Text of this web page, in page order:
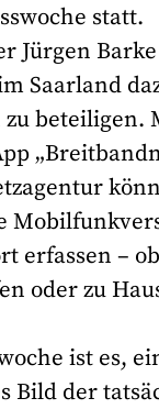
statt.
Jürgen
Saarland
beteiligen.
erfassen –
oder zu
ist es,
Bild der